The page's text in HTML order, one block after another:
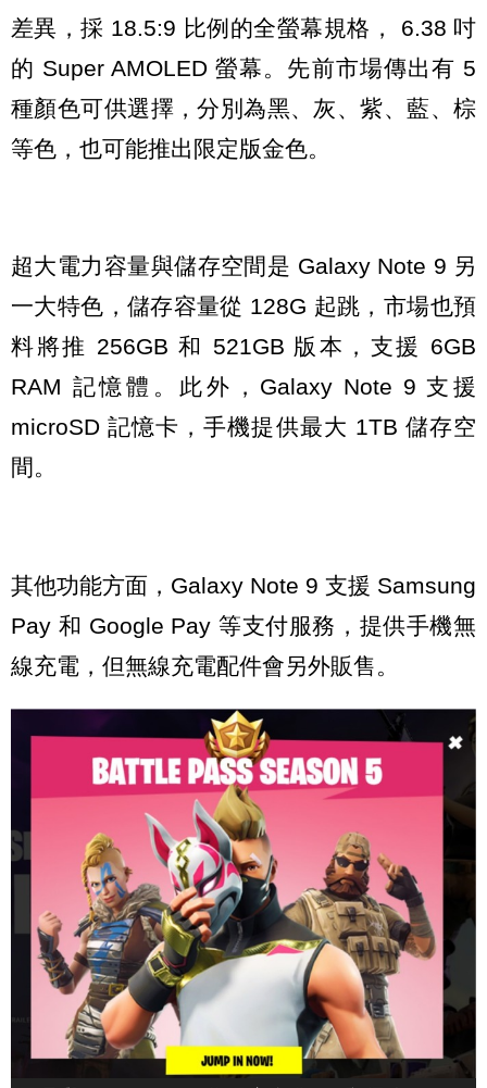
差異，採 18.5:9 比例的全螢幕規格， 6.38 吋
的 Super AMOLED 螢幕。先前市場傳出有 5
種顏色可供選擇，分別為黑、灰、紫、藍、棕
等色，也可能推出限定版金色。
超大電力容量與儲存空間是 Galaxy Note 9 另
一大特色，儲存容量從 128G 起跳，市場也預
料將推 256GB 和 521GB 版本，支援 6GB
RAM 記憶體。此外，Galaxy Note 9 支援
microSD 記憶卡，手機提供最大 1TB 儲存空
間。
其他功能方面，Galaxy Note 9 支援 Samsung
Pay 和 Google Pay 等支付服務，提供手機無
線充電，但無線充電配件會另外販售。